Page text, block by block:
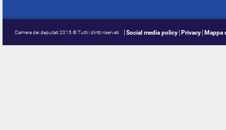
Camera dei deputati 2015 © Tutti i diritti riservati Social media policy Privacy Mappa